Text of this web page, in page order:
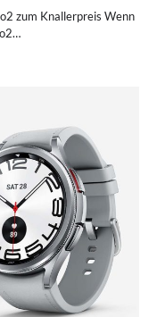
zum Knallerpreis Wenn